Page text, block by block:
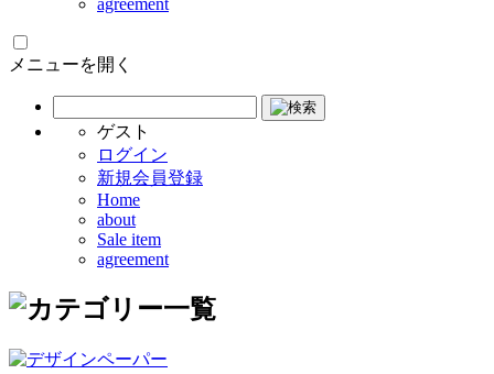
agreement
メニューを開く
ゲスト
ログイン
新規会員登録
Home
about
Sale item
agreement